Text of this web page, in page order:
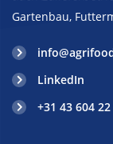
Gartenbau,
LinkedIn
+31 43 604